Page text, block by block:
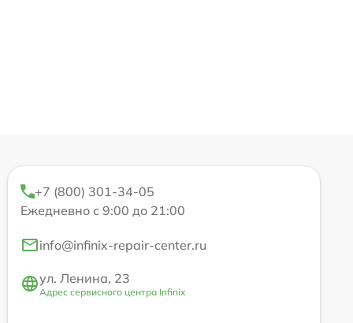
+7 (800) 301-34-05
Ежедневно с 9:00 до 21:00
info@infinix-repair-center.ru
ул. Ленина, 23
Адрес сервисного центра Infinix